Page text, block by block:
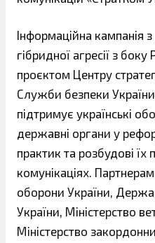
Інформаційна кампанія
гібридної агресії з
проєктом Центру
Служби безпеки
підтримує українські
державні органи у
практик та розбудові їх
комунікаціях.
оборони України,
України, Міністерство
Міністерство